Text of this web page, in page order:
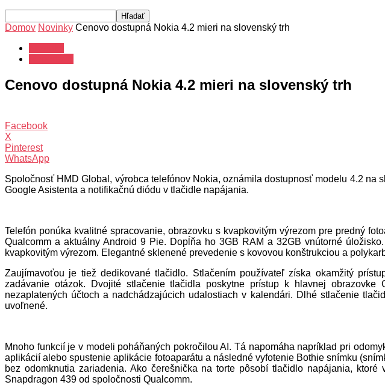
Domov Novinky Cenovo dostupná Nokia 4.2 mieri na slovenský trh
Cenovo dostupná Nokia 4.2 mieri na slovenský trh
Facebook
X
Pinterest
WhatsApp
Spoločnosť HMD Global, výrobca telefónov Nokia, oznámila dostupnosť modelu 4.2
Google Asistenta a notifikačnú diódu v tlačidle napájania.
Telefón ponúka kvalitné spracovanie, obrazovku s kvapkovitým výrezom pre predný
Qualcomm a aktuálny Android 9 Pie. Dopĺňa ho 3GB RAM a 32GB vnútorné
kvapkovitým výrezom. Elegantné sklenené prevedenie s kovovou konštrukciou a
Zaujímavoťou je tiež dedikované tlačidlo. Stlačením používateľ získa okamžitý
zadávanie otázok. Dvojité stlačenie tlačidla poskytne prístup k hlavnej
nezaplatených účtoch a nadchádzajúcich udalostiach v kalendári. Dlhé stlačenie
uvoľnené.
Mnoho funkcií je v modeli poháňaných pokročilou AI. Tá napomáha napríklad pri
aplikácií alebo spustenie aplikácie fotoaparátu a následné vyfotenie Bothie snímku
bez odomknutia zariadenia. Ako čerešnička na torte pôsobí tlačidlo napájania,
Snapdragon 439 od spoločnosti Qualcomm.